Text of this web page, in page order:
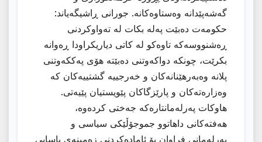
گەشەپێدانە وەستاوەكانە. جورانی ڕاشیگەیاند:
حكومەت دەبێت پەلە بكات لە تەواوكردنی
ڕەشنووسەكە تاوەكو لە كاتی دیاریكراودا ڕەوانە
بكرێت، چونكە دواكەوتنی دەبێتە هۆی پەككەوتنی
پلانە وەبەرهێنانەكان و خەرجییە گشتییەكان كە
وەزارەتەكان و پارێزگاكان پێویستیان پێیەتی.
هاوكات پەرلەمانتارەكە جەختی كردەوە،
هەفتەكانی داهاتوو جموجۆڵێكی سیاسی و
پەرلەمانی فراوان بۆ ئامادەكردنی زەمینەی یاسایی